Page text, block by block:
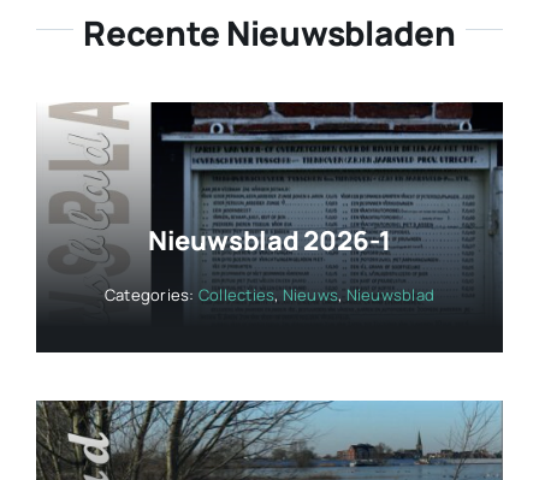
Recente Nieuwsbladen
Nieuwsblad 2026-1
Categories: Collecties, Nieuws, Nieuwsblad